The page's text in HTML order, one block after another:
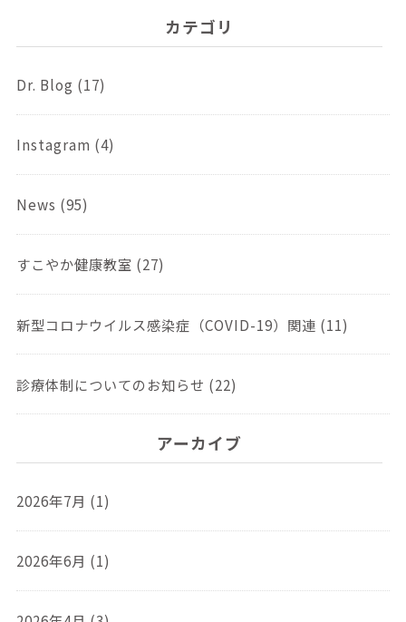
カテゴリ
Dr. Blog (17)
Instagram (4)
News (95)
すこやか健康教室 (27)
新型コロナウイルス感染症（COVID-19）関連 (11)
診療体制についてのお知らせ (22)
アーカイブ
2026年7月 (1)
2026年6月 (1)